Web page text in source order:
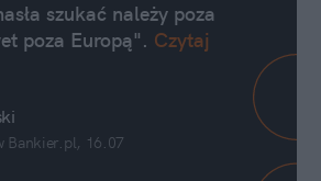
Bankier.pl, 16.07
szukać należy poza
poza Europą". Czytaj